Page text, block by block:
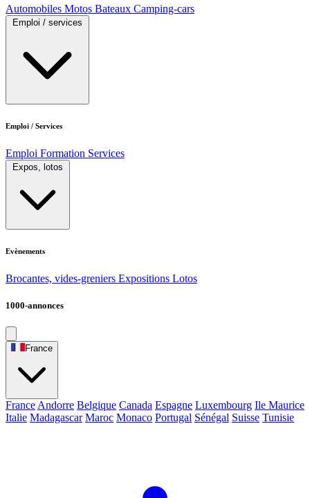
Automobiles Motos Bateaux Camping-cars
Emploi / services
Emploi / Services
Emploi Formation Services
Expos, lotos
Evènements
Brocantes, vides-greniers Expositions Lotos
1000-annonces
France
France Andorre Belgique Canada Espagne Luxembourg Ile Maurice
Italie Madagascar Maroc Monaco Portugal Sénégal Suisse Tunisie